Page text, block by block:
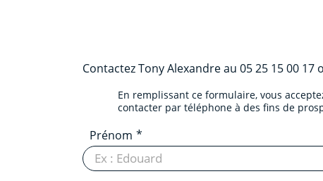
ContactezTony Alexandreau 05 25 15 00 17
En remplissant ce formulaire, vous
contacter par téléphone à des fins de
Prénom